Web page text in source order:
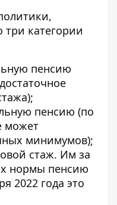
три категории
пенсию
пенсию (по
может
минимумов);
стаж. Им за
нормы пенсию
2022 года это